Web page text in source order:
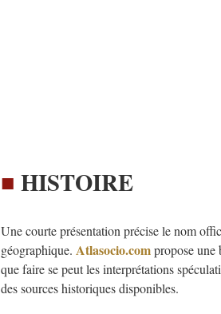
■ HISTOIRE
Une courte présentation précise le nom
géographique. Atlasocio.compropose une
que faire se peut les interprétations
des sources historiques disponibles.